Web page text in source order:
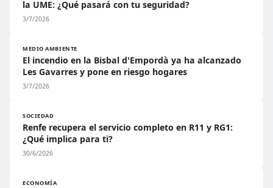
la UME: ¿Qué pasará con tu seguridad?
3/7/2026
MEDIO AMBIENTE
El incendio en la Bisbal d'Empordà ya ha alcanzado
Les Gavarres y pone en riesgo hogares
3/7/2026
SOCIEDAD
Renfe recupera el servicio completo en R11 y RG1:
¿Qué implica para ti?
30/6/2026
ECONOMÍA